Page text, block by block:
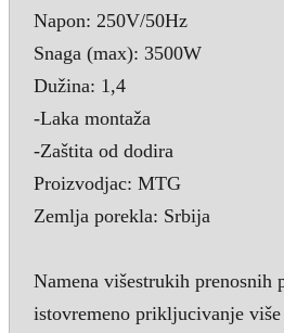
Napon: 250V/50Hz
Snaga (max): 3500W
Dužina: 1,4
-Laka montaža
-Zaštita od dodira
Proizvodjac: MTG
Zemlja porekla: Srbija
Namena višestrukih prenosnih
istovremeno prikljucivanje